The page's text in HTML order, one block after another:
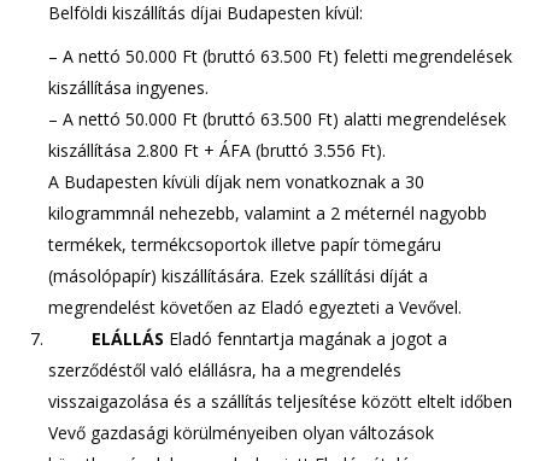
Belföldi kiszállítás díjai Budapesten kívül:
– A nettó 50.000 Ft (bruttó 63.500 Ft) feletti megrendelések
kiszállítása ingyenes.
– A nettó 50.000 Ft (bruttó 63.500 Ft) alatti megrendelések
kiszállítása 2.800 Ft + ÁFA (bruttó 3.556 Ft).
A Budapesten kívüli díjak nem vonatkoznak a 30
kilogrammnál nehezebb, valamint a 2 méternél nagyobb
termékek, termékcsoportok illetve papír tömegáru
(másolópapír) kiszállítására. Ezek szállítási díját a
megrendelést követően az Eladó egyezteti a Vevővel.
ELÁLLÁS Eladó fenntartja magának a jogot a
szerződéstől való elállásra, ha a megrendelés
visszaigazolása és a szállítás teljesítése között eltelt időben
Vevő gazdasági körülményeiben olyan változások